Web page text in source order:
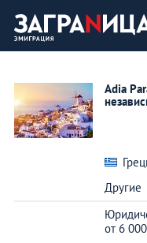
Adia
Другие
от 6 000